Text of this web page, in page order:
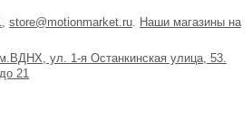
, store@motionmarket.ru. Наши магазины на
ул. 1-я Останкинская улица, 53.
21